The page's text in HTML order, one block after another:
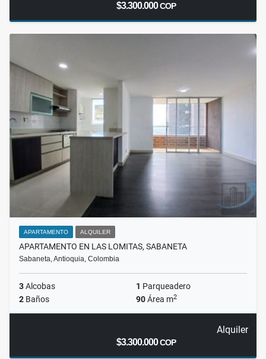
$3.300.000COP
APARTAMENTO ALQUILER
APARTAMENTO EN LAS LOMITAS, SABANETA
Sabaneta, Antioquia, Colombia
3Alcobas 1 Parqueadero
2 Baños 90Área m2
Alquiler
$3.300.000COP